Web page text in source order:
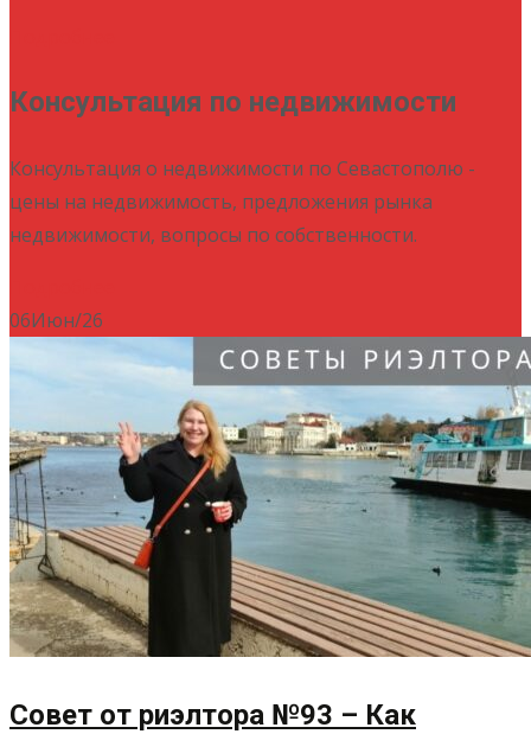
Консультация по недвижимости
Консультация о недвижимости по Севастополю -
цены на недвижимость, предложения рынка
недвижимости, вопросы по собственности.
06Июн/26
Совет от риэлтора №93 – Как